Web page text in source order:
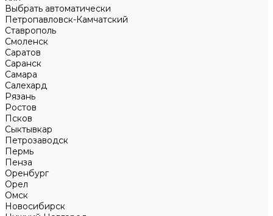
Выбрать автоматически
Петропавловск-Камчатский
Ставрополь
Смоленск
Саратов
Саранск
Самара
Салехард
Рязань
Ростов
Псков
Сыктывкар
Петрозаводск
Пермь
Пенза
Оренбург
Орел
Омск
Новосибирск